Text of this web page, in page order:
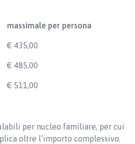
massimale per persona
€ 435,00
€ 485,00
€ 511,00
per nucleo familiare, per cui
oltre l’importo complessivo.